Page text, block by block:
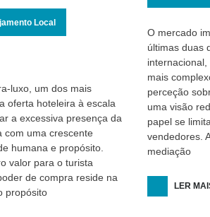
Local
luxo, um dos mais
oferta hoteleira à escala
a excessiva presença da
com uma crescente
humana e propósito.
valor para o turista
de compra reside na
propósito
O mercado
últimas duas
mais
perceção
uma visão
papel se
vendedores.
mediação
LER